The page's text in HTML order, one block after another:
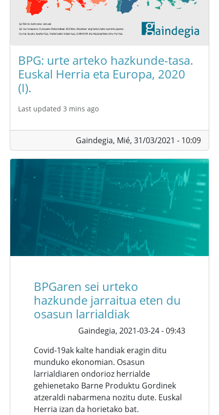
BPG: urte arteko hazkunde-tasa.
Euskal Herria eta Europa, 2020
(I).
Last updated 3 mins ago
Gaindegia, Mié, 31/03/2021 - 10:09
BPGaren sei urteko
hazkunde jarraitua eten du
osasun larrialdiak
Gaindegia, 2021-03-24 - 09:43
Covid-19ak kalte handiak eragin ditu
munduko ekonomian. Osasun
larrialdiaren ondorioz herrialde
gehienetako Barne Produktu Gordinek
atzeraldi nabarmena nozitu dute. Euskal
Herria izan da horietako bat.